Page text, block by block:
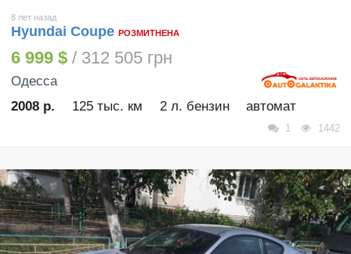
8 лет назад
Hyundai Coupe РОЗМИТНЕНА
6 999 $ / 312 505 грн
Одесса
2008 р.
125 тыс. км 2 л. бензин автомат
1 1442